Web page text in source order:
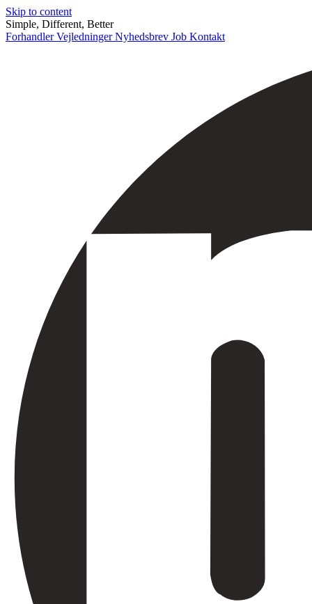
Skip to content
Simple, Different, Better
ForhandlerVejledningerNyhedsbrev Job Kontakt